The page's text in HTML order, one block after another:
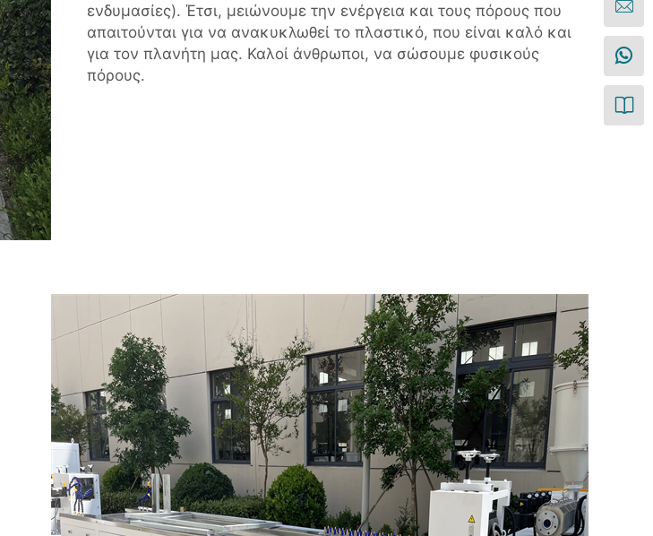
ενδυμασίες). Έτσι, μειώνουμε την ενέργεια και τους πόρους που
απαιτούνται για να ανακυκλωθεί το πλαστικό, που είναι καλό και
για τον πλανήτη μας. Καλοί άνθρωποι, να σώσουμε φυσικούς
πόρους.